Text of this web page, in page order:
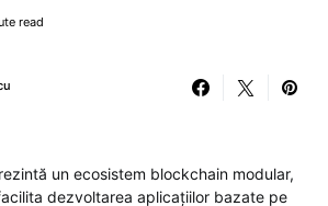
read
un ecosistem blockchain modular,
dezvoltarea aplicațiilor bazate pe